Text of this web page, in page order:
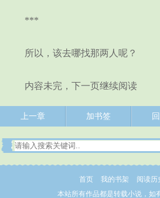
***
所以，该去哪找那两人呢？
内容未完，下一页继续阅读
上一章 加书签
首页 我的书架 阅读历
本站所有作品都是转载小说，如